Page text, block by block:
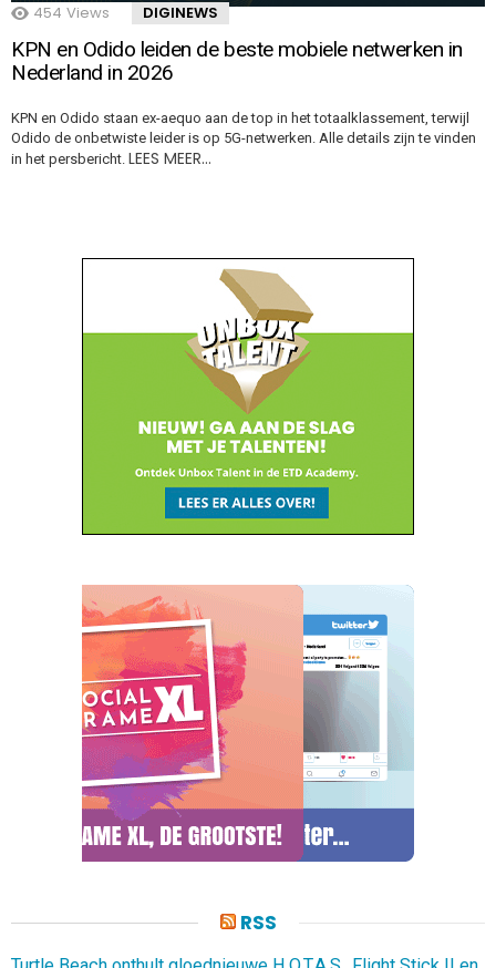
454 Views DIGINEWS
KPN en Odido leiden de beste mobiele netwerken in
Nederland in 2026
KPN en Odido staan ex-aequo aan de top in het totaalklassement, terwijl
Odido de onbetwiste leider is op 5G-netwerken. Alle details zijn te vinden
in het persbericht. LEES MEER…
RSS